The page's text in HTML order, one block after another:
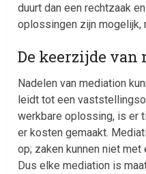
duurt dan een rechtzaak
oplossingen zijn
De keerzijde van
Nadelen van mediation
leidt tot een
werkbare oplossing, is er
er kosten gemaakt.
op; zaken kunnen niet
Dus elke mediation is